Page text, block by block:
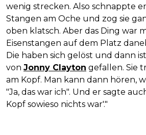
wenig strecken. Also schnappte
Stangen am Oche und zog sie
oben klatsch. Aber das Ding war
Eisenstangen auf dem Platz
Die haben sich gelöst und dann
von Jonny Clayton gefallen. Sie
am Kopf. Man kann dann hören,
"Ja, das war ich". Und er sagte
Kopf sowieso nichts war'."